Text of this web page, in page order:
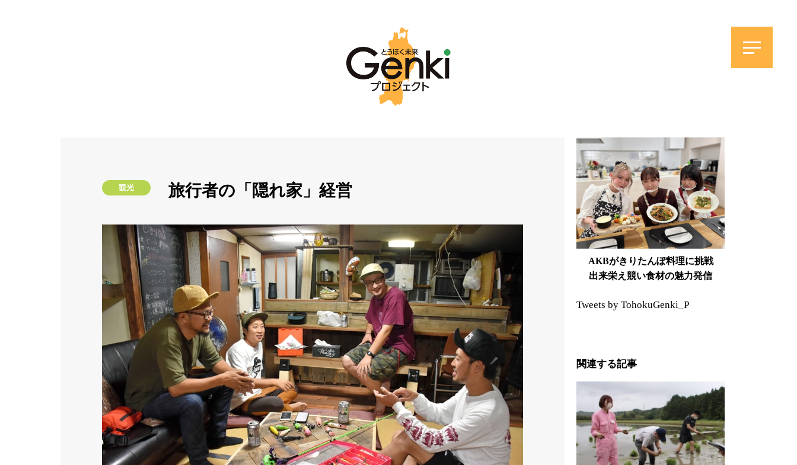
観光 旅行者の「隠れ家」経営
AKBがきりたんぽ料理に挑戦
出来栄え競い食材の魅力発信
Tweets by TohokuGenki_P
関連する記事